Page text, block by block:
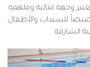
نادي سيدات الشارقة الـ 8، ويعتبر وجهة مثالية وملهمة
للسيدات والأطفال
الشارقة.